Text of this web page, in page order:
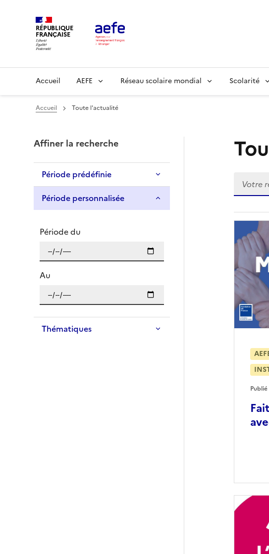
RÉPUBLIQUE
FRANÇAISE
Main
Accueil AEFE Réseau scolaire mondial Scolarité
Accueil Toute l'actualité
Affiner la recherche
Période prédéfinie
Période personnalisée
Après avoir sélectionné une date, la page se rechargera
Période du
Au
Thématiques